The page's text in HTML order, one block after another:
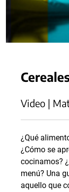
Video |
¿Qué
¿Cómo se
cocinamos?
menú? Una
aquello que